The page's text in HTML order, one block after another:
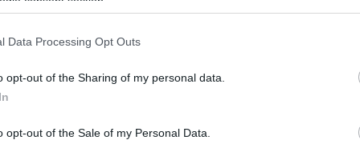
Data Processing Opt Outs
opt-out of the Sharing of my personal data.
opt-out of the Sale of my Personal Data.
οποιαδήποτε αύξηση στα δημοτικά
παρότρυνση προς τους ΟΤΑ για
τους, για παράδειγμα μέσω
αύξηση του ποσοστού της
των κεντρικών αυτοτελών πόρων
20:12